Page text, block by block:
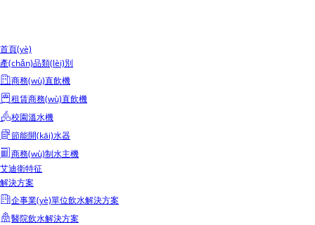
首頁(yè)
產(chǎn)品類(lèi)別
商務(wù)直飲機
租賃商務(wù)直飲機
校園溫水機
節能開(kāi)水器
商務(wù)制水主機
艾迪衛特征
解決方案
企事業(yè)單位飲水解決方案
醫院飲水解決方案